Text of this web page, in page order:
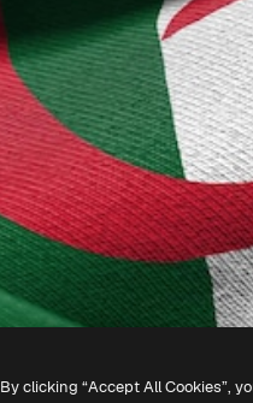
By clicking “Accept All Cookies”,